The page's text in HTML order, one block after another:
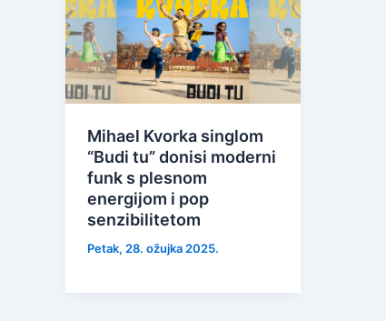
Mihael Kvorka singlom
“Budi tu” donisi moderni
funk s plesnom
energijom i pop
senzibilitetom
Petak, 28. ožujka 2025.